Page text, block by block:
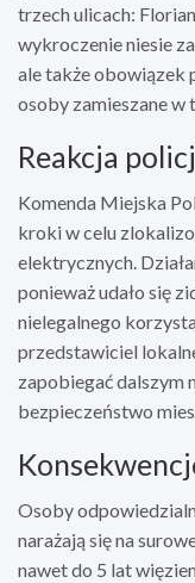
trzech ulicach:
wykroczenie niesie
ale także obowiązek
osoby zamieszane w
Reakcja
Komenda Miejska
kroki w celu
elektrycznych.
ponieważ udało się
nielegalnego
przedstawiciel
zapobiegać dalszym
bezpieczeństwo
Osoby
narażają się na
nawet do 5 lat